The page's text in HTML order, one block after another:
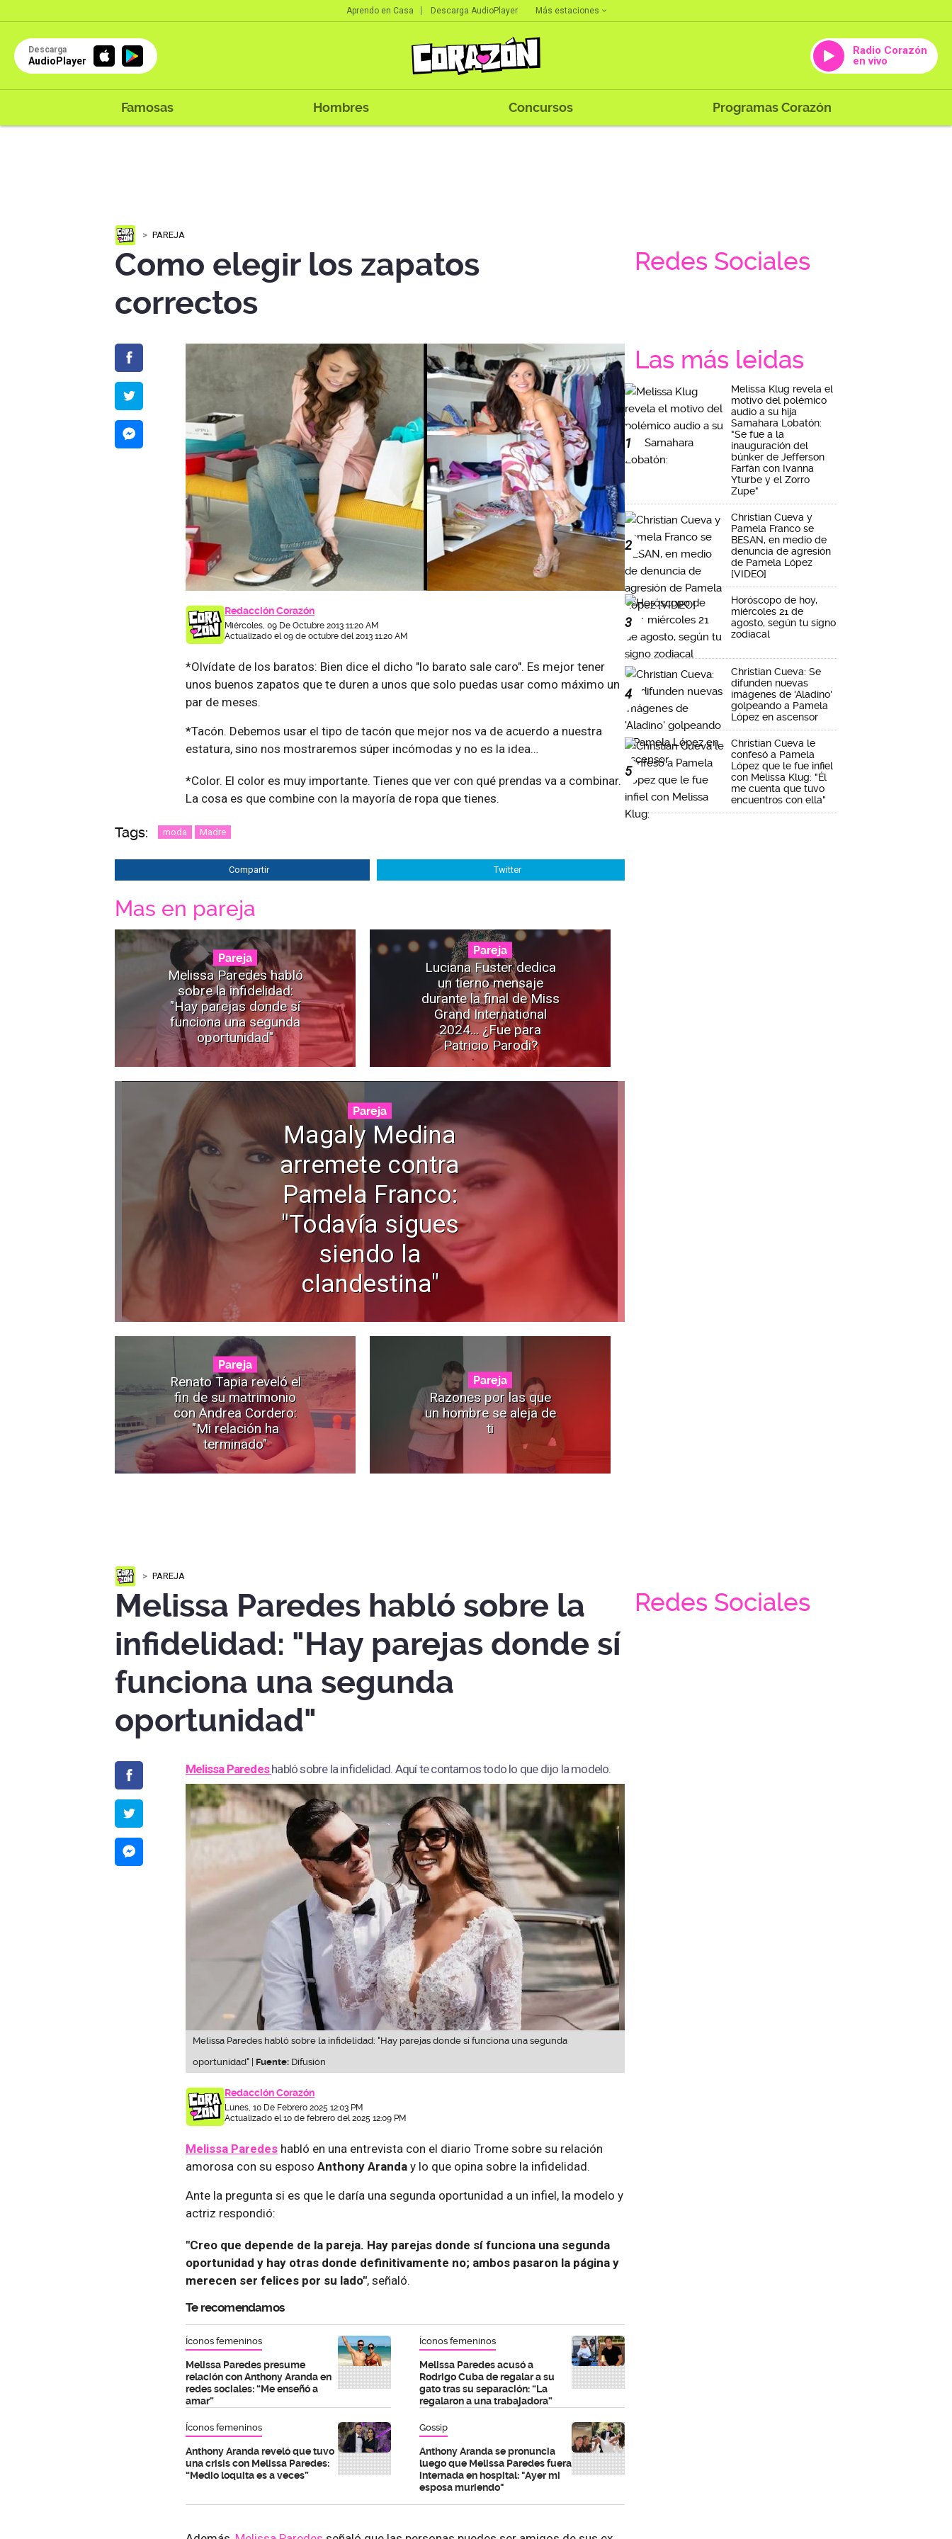
Aprendo en Casa Descarga AudioPlayer Más estaciones
Descarga
AudioPlayer
Radio Corazón
en vivo
Famosas Hombres Concursos Programas Corazón
PAREJA
Como elegir los zapatos
correctos
Redacción Corazón
Miércoles, 09 De Octubre 2013 11:20 AM
Actualizado el 09 de octubre del 2013 11:20 AM
*Olvídate de los baratos: Bien dice el dicho "lo barato sale caro". Es mejor tener
unos buenos zapatos que te duren a unos que solo puedas usar como máximo un
par de meses.
*Tacón. Debemos usar el tipo de tacón que mejor nos va de acuerdo a nuestra
estatura, sino nos mostraremos súper incómodas y no es la idea…
*Color. El color es muy importante. Tienes que ver con qué prendas va a combinar.
La cosa es que combine con la mayoría de ropa que tienes.
Tags: moda Madre
Compartir Twitter
Mas en pareja
Pareja
Melissa Paredes habló
sobre la infidelidad:
"Hay parejas donde sí
funciona una segunda
oportunidad"
Pareja
Luciana Fuster dedica
un tierno mensaje
durante la final de Miss
Grand International
2024... ¿Fue para
Patricio Parodi?
Pareja
Magaly Medina
arremete contra
Pamela Franco:
"Todavía sigues
siendo la
clandestina"
Pareja
Renato Tapia reveló el
fin de su matrimonio
con Andrea Cordero:
"Mi relación ha
terminado"
Pareja
Razones por las que
un hombre se aleja de
ti
Redes Sociales
Las más leidas
1
Melissa Klug revela el
motivo del polémico
audio a su hija
Samahara Lobatón:
"Se fue a la
inauguración del
búnker de Jefferson
Farfán con Ivanna
Yturbe y el Zorro
Zupe"
2
Christian Cueva y
Pamela Franco se
BESAN, en medio de
denuncia de agresión
de Pamela López
[VIDEO]
3
Horóscopo de hoy,
miércoles 21 de
agosto, según tu signo
zodiacal
4
Christian Cueva: Se
difunden nuevas
imágenes de 'Aladino'
golpeando a Pamela
López en ascensor
5
Christian Cueva le
confesó a Pamela
López que le fue infiel
con Melissa Klug: "Él
me cuenta que tuvo
encuentros con ella"
PAREJA
Melissa Paredes habló sobre la
infidelidad: "Hay parejas donde sí
funciona una segunda
oportunidad"
Melissa Paredeshabló sobre la infidelidad. Aquí te contamos todo lo que dijo la modelo.
Melissa Paredes habló sobre la infidelidad: "Hay parejas donde sí funciona una segunda
oportunidad" | Fuente: Difusión
Redacción Corazón
Lunes, 10 De Febrero 2025 12:03 PM
Actualizado el 10 de febrero del 2025 12:09 PM
Melissa Paredes habló en una entrevista con el diario Trome sobre su relación
amorosa con su esposo Anthony Aranda y lo que opina sobre la infidelidad.
Ante la pregunta si es que le daría una segunda oportunidad a un infiel, la modelo y
actriz respondió:
"Creo que depende de la pareja. Hay parejas donde sí funciona una segunda
oportunidad y hay otras donde definitivamente no; ambos pasaron la página y
merecen ser felices por su lado", señaló.
Te recomendamos
Íconos femeninos
Melissa Paredes presume
relación con Anthony Aranda en
redes sociales: “Me enseñó a
amar”
Íconos femeninos
Melissa Paredes acusó a
Rodrigo Cuba de regalar a su
gato tras su separación: “La
regalaron a una trabajadora”
Íconos femeninos
Anthony Aranda reveló que tuvo
una crisis con Melissa Paredes:
“Medio loquita es a veces”
Gossip
Anthony Aranda se pronuncia
luego que Melissa Paredes fuera
internada en hospital: "Ayer mi
esposa muriendo"
Redes Sociales